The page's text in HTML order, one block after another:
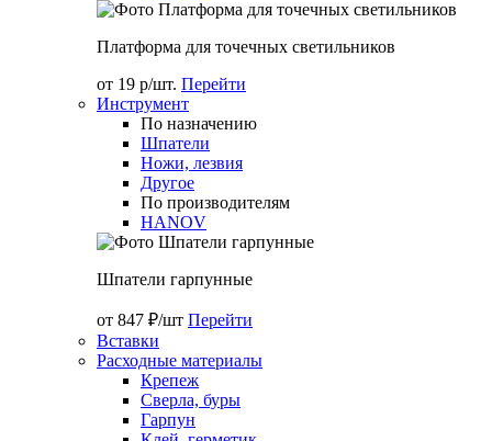
Платформа для точечных светильников
от 19 р/шт. Перейти
Инструмент
По назначению
Шпатели
Ножи, лезвия
Другое
По производителям
HANOV
Шпатели гарпунные
от 847 ₽/шт Перейти
Вставки
Расходные материалы
Крепеж
Сверла, буры
Гарпун